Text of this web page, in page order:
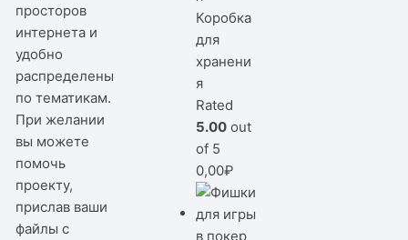
просторов
интернета и
удобно
распределены
по тематикам.
При желании
вы можете
помочь
проекту,
прислав ваши
файлы с
Коробка
для
хранени
я
Rated
5.00 out
of 5
0,00₽